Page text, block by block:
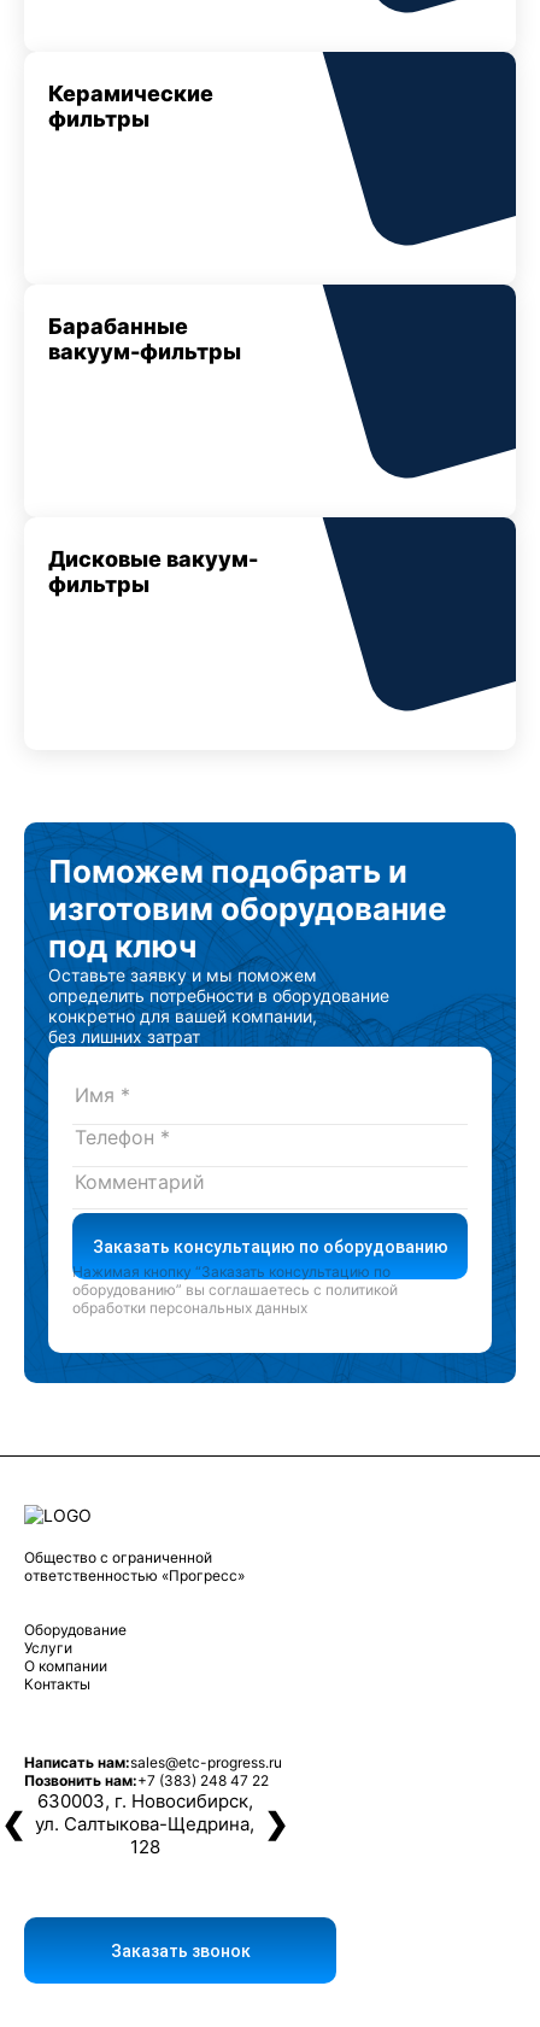
Керамические
фильтры
Барабанные
вакуум-фильтры
Дисковые вакуум-
фильтры
Поможем подобрать и
изготовимоборудование
под ключ
Оставьте заявку и мы поможем
определить потребности в оборудование
конкретно для вашей компании,
без лишних затрат
Заказать консультацию по оборудованию
Нажимая кнопку “Заказать консультацию по
оборудованию” вы соглашаетесь с политикой
обработки персональных данных
Общество с ограниченной
ответственностью «Прогресс»
Оборудование
Услуги
О компании
Контакты
Написать нам:sales@etc-progress.ru
Позвонить нам:+7 (383) 248 47 22
630003, г. Новосибирск,
ул. Салтыкова-Щедрина,
128
❮ ❯
Заказать звонок